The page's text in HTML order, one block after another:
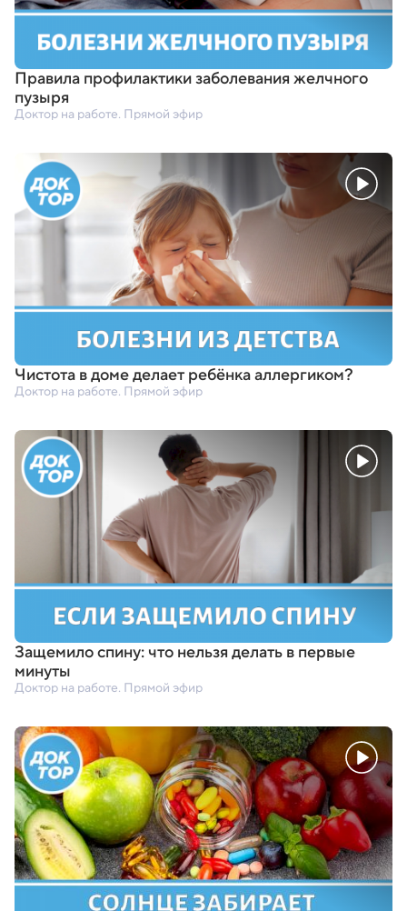
Правила профилактики заболевания желчного
пузыря
Доктор на работе. Прямой эфир
Чистота в доме делает ребёнка аллергиком?
Доктор на работе. Прямой эфир
Защемило спину: что нельзя делать в первые
минуты
Доктор на работе. Прямой эфир